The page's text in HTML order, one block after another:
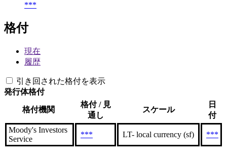
***
格付
現在
履歴
引き回された格付を表示
発行体格付
格付機関
格付 / 見
通し
スケール
日
付
Moody's Investors
Service
*** LT- local currency (sf) ***